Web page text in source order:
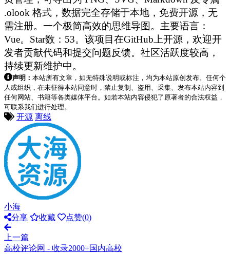
.olook 格式，数据完全存储于本地，免费开源，无
需注册。一个极简高效的思维导图。主要语言：
Vue。Star数：53。该项目在GitHub上开源，欢迎开
发者贡献代码和提交问题反馈。社区活跃度较高，
持续更新维护中。
声明： 本站所有文章，如无特殊说明或标注，均为本站原创发布。任何个
人或组织，在未征得本站同意时，禁止复制、盗用、采集、发布本站内容到
任何网站、书籍等各类媒体平台。如若本站内容侵犯了原著者的合法权益，
可联系我们进行处理。
开源 离线
小海
分享
收藏 点赞(0)
上一篇
高校评论网 - 收录2000+国内高校